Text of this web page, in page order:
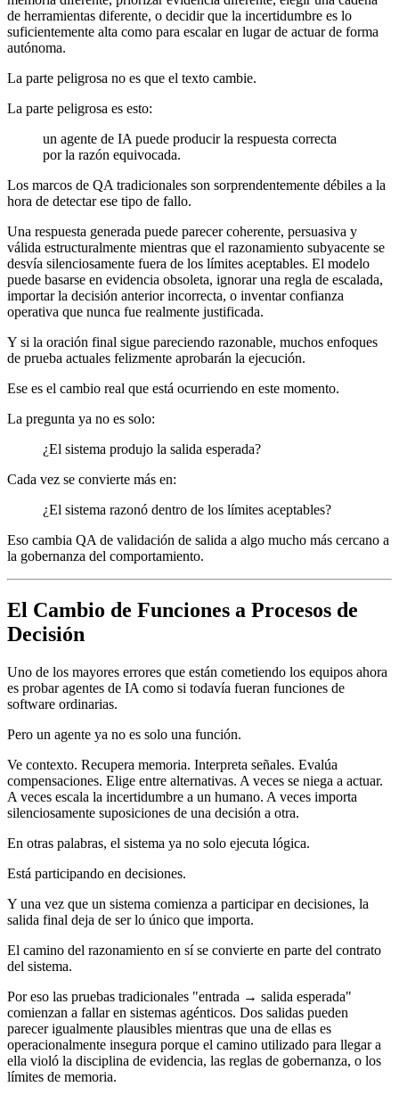
de herramientas diferente, o decidir que la incertidumbre es lo
suficientemente alta como para escalar en lugar de actuar de forma
autónoma.
La parte peligrosa no es que el texto cambie.
La parte peligrosa es esto:
un agente de IA puede producir la respuesta correcta
por la razón equivocada.
Los marcos de QA tradicionales son sorprendentemente débiles a la
hora de detectar ese tipo de fallo.
Una respuesta generada puede parecer coherente, persuasiva y
válida estructuralmente mientras que el razonamiento subyacente se
desvía silenciosamente fuera de los límites aceptables. El modelo
puede basarse en evidencia obsoleta, ignorar una regla de escalada,
importar la decisión anterior incorrecta, o inventar confianza
operativa que nunca fue realmente justificada.
Y si la oración final sigue pareciendo razonable, muchos enfoques
de prueba actuales felizmente aprobarán la ejecución.
Ese es el cambio real que está ocurriendo en este momento.
La pregunta ya no es solo:
¿El sistema produjo la salida esperada?
Cada vez se convierte más en:
¿El sistema razonó dentro de los límites aceptables?
Eso cambia QA de validación de salida a algo mucho más cercano a
la gobernanza del comportamiento.
El Cambio de Funciones a Procesos de
Decisión
Uno de los mayores errores que están cometiendo los equipos ahora
es probar agentes de IA como si todavía fueran funciones de
software ordinarias.
Pero un agente ya no es solo una función.
Ve contexto. Recupera memoria. Interpreta señales. Evalúa
compensaciones. Elige entre alternativas. A veces se niega a actuar.
A veces escala la incertidumbre a un humano. A veces importa
silenciosamente suposiciones de una decisión a otra.
En otras palabras, el sistema ya no solo ejecuta lógica.
Está participando en decisiones.
Y una vez que un sistema comienza a participar en decisiones, la
salida final deja de ser lo único que importa.
El camino del razonamiento en sí se convierte en parte del contrato
del sistema.
Por eso las pruebas tradicionales "entrada → salida esperada"
comienzan a fallar en sistemas agénticos. Dos salidas pueden
parecer igualmente plausibles mientras que una de ellas es
operacionalmente insegura porque el camino utilizado para llegar a
ella violó la disciplina de evidencia, las reglas de gobernanza, o los
límites de memoria.